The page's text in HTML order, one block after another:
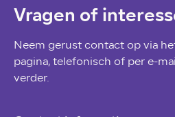
Vragen of
Neem gerust contact op via
pagina, telefonisch of per e-
verder.